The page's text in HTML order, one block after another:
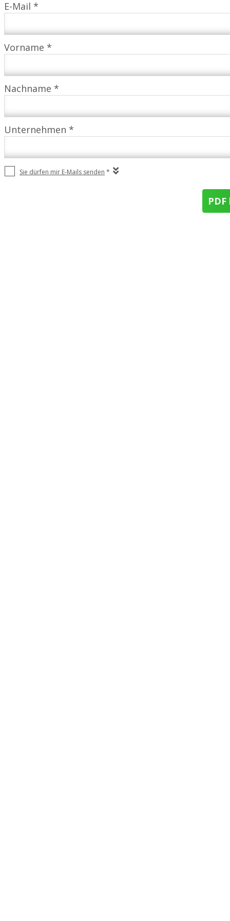
E-Mail *
Vorname *
Nachname *
Unternehmen *
Sie dürfen mir E-Mails senden *